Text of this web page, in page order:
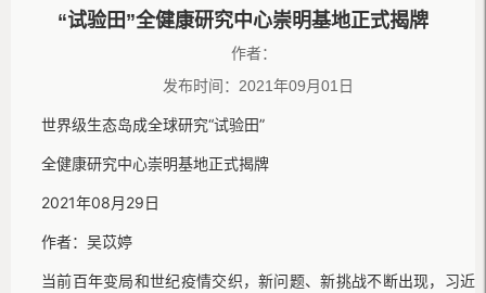
“试验田”全健康研究中心崇明基地正式揭牌
作者：
发布时间：2021年09月01日
世界级生态岛成全球研究“试验田”
全健康研究中心崇明基地正式揭牌
2021年08月29日
作者：吴苡婷
当前百年变局和世纪疫情交织，新问题、新挑战不断出现，习近